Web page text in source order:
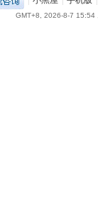
GMT+8, 2026-8-7 15:54